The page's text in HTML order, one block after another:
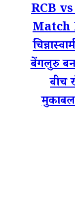
RCB
Match
बेंगलुरु
बीच